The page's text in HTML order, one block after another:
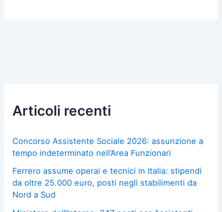
Articoli recenti
Concorso Assistente Sociale 2026: assunzione a
tempo indeterminato nell’Area Funzionari
Ferrero assume operai e tecnici in Italia: stipendi
da oltre 25.000 euro, posti negli stabilimenti da
Nord a Sud